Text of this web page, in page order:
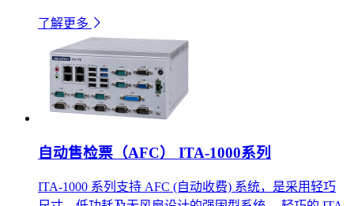
了解更多
自动售检票（AFC） ITA-1000系列
ITA-1000 系列支持 AFC (自动收费) 系统，是采用轻巧